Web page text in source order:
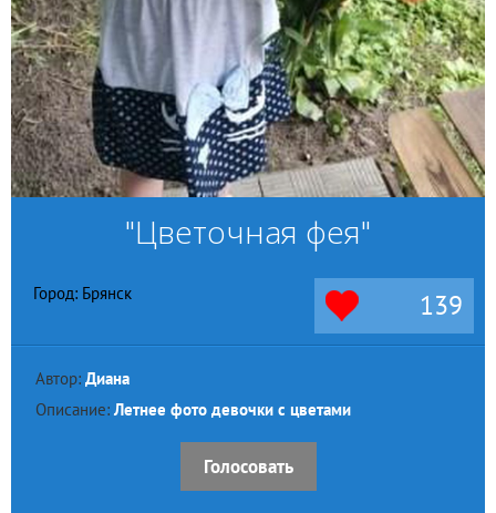
"Цветочная фея"
Город: Брянск 139
Автор: Диана
Описание:Летнее фото девочки с цветами
Голосовать